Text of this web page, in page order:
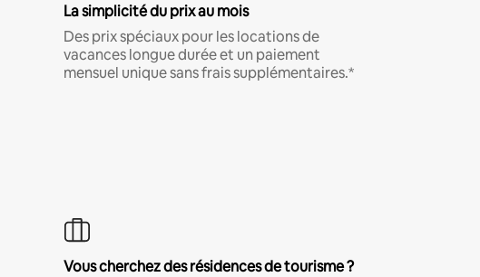
La simplicité du prix au mois
Des prix spéciaux pour les locations de
vacances longue durée et un paiement
mensuel unique sans frais supplémentaires.*
Vous cherchez des résidences de tourisme ?